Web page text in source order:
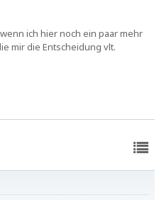
ich hier noch ein paar mehr
mir die Entscheidung vlt.